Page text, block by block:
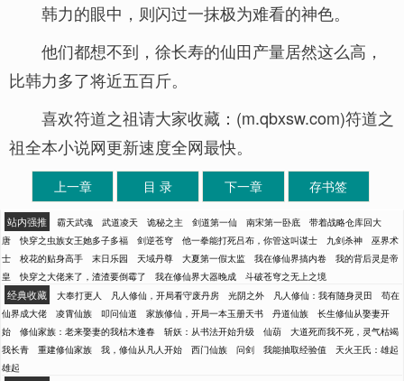
韩力的眼中，则闪过一抹极为难看的神色。
他们都想不到，徐长寿的仙田产量居然这么高，
比韩力多了将近五百斤。
喜欢符道之祖请大家收藏：(m.qbxsw.com)符道之
祖全本小说网更新速度全网最快。
上一章 目 录 下一章 存书签
站内强推 霸天武魂 武道凌天 诡秘之主 剑道第一仙 南宋第一卧底
带着战略仓库回大
唐
快穿之虫族女王她多子多福 剑逆苍穹 他一拳能打死吕布，你管这叫谋士 九剑杀神
巫界术
士
校花的贴身高手 末日乐园 天域丹尊 大夏第一假太监 我在修仙界搞内卷
我的背后灵是帝
皇
快穿之大佬来了，渣渣要倒霉了 我在修仙界大器晚成 斗破苍穹之无上之境
经典收藏 大奉打更人 凡人修仙，开局看守废丹房 光阴之外 凡人修仙：我有随身灵田
苟在
仙界成大佬
凌霄仙族 叩问仙道 家族修仙，开局一本玉册天书 丹道仙族
长生修仙从娶妻开
始
修仙家族：老来娶妻的我枯木逢春 斩妖：从书法开始升级 仙葫
大道死而我不死，灵气枯竭
我长青
重建修仙家族 我，修仙从凡人开始 西门仙族 问剑 我能抽取经验值
天火王氏：雄起
雄起